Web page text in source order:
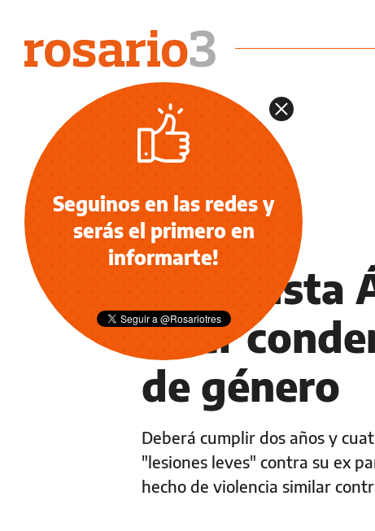
INFORMACIÓN GENERAL
El golfista
a ser
de género
Deberá cumplir dos años y
"lesiones leves" contra su ex
hecho de violencia similar
Seguinos en las redes y
serás el primero en
informarte!